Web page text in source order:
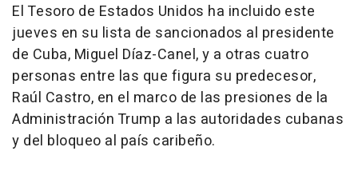
El Tesoro de Estados Unidos ha incluido este
jueves en su lista de sancionados al presidente
de Cuba, Miguel Díaz-Canel, y a otras cuatro
personas entre las que figura su predecesor,
Raúl Castro, en el marco de las presiones de la
Administración Trump a las autoridades cubanas
y del bloqueo al país caribeño.